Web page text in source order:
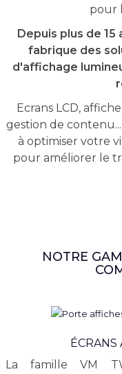
pour
Depuis plus de 15
fabrique des
d'affichage
Ecrans LCD,
gestion de
à optimiser votre
pour améliorer le
NOTRE
ÉCRANS
La famille VM